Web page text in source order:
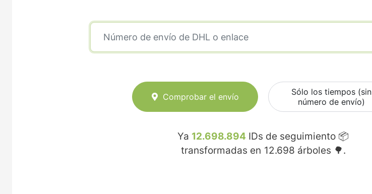
Comprobar el envío
Sólo los tiempos (sin
número de envío)
Ya 12.698.894 IDs de seguimiento 📦
transformadas en 12.698 árboles 🌳.